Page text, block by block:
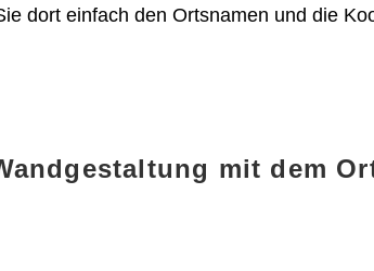
dort einfach den Ortsnamen und die
mit dem